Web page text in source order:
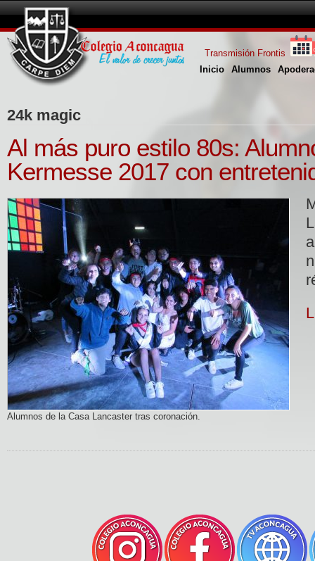
Inicio Alumnos
Transmisión Frontis
24k magic
Al más puro estilo 80s:
Kermesse 2017 con
Alumnos de la Casa Lancaster tras coronación.